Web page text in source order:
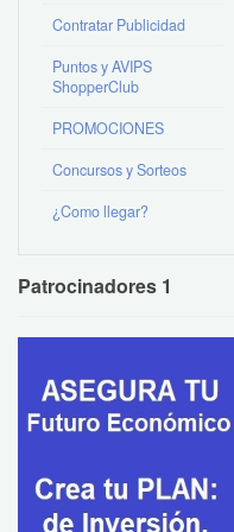
Contratar Publicidad
Puntos y AVIPS
ShopperClub
PROMOCIONES
Concursos y Sorteos
¿Como llegar?
Patrocinadores 1